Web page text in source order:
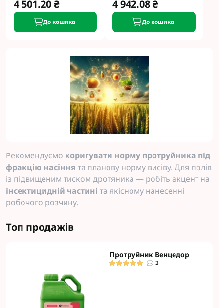
4 501.20 ₴
До кошика
4 942.08 ₴
До кошика
Рекомендуємо коригувати норму протруйника під
фракцію насіння та планову норму висіву. Для полів
із підвищеним тиском дротяника — робіть акцент на
інсектицидній частині та якісному нанесенні
робочого розчину.
Топ продажів
Протруйник Венцедор
3